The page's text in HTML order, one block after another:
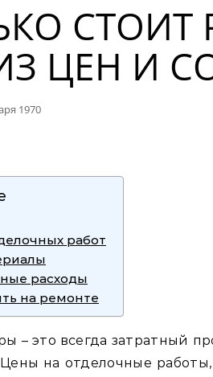
СТОИТ
ЦЕН И
1970
работ
расходы
на ремонте
– это всегда затратный
на отделочные